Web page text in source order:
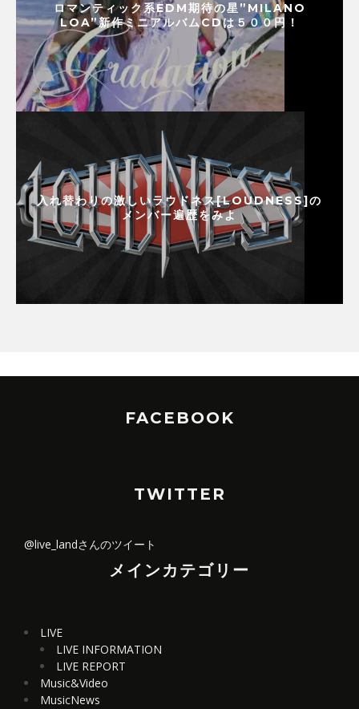
ロマンティック系EDM期待の星”MILANO
LOA”新作ミニアルバムCDは５００円！
入れ替わりの激しいラウドネス[LOUDNESS]の
メンバー遍歴をみよ
FACEBOOK
TWITTER
@live_landさんのツイート
メインカテゴリー
LIVE
LIVE INFORMATION
LIVE REPORT
Music&Video
MusicNews